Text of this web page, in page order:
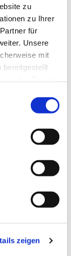
zu
zu Ihrer
für
Unsere
mit
bereitgestellt
zeigen